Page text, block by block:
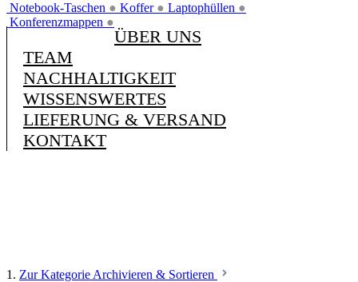
Notebook-Taschen ● Koffer ● Laptophüllen ●
Konferenzmappen ●
ÜBER UNS
TEAM
NACHHALTIGKEIT
WISSENSWERTES
LIEFERUNG & VERSAND
KONTAKT
1. Zur Kategorie Archivieren & Sortieren